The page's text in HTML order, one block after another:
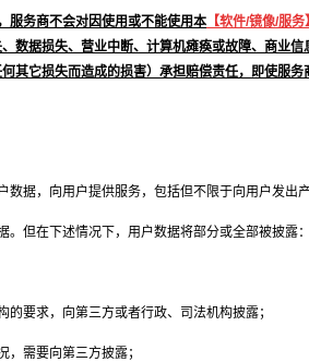
服务商不会对因使用或不能使用本 【软件/镜像/服务】
数据损失、营业中断、计算机瘫痪或故障、商业
其它损失而造成的损害）承担赔偿责任，即使服
据，向用户提供服务，包括但不限于向用户发出产
但在下述情况下，用户数据将部分或全部被披露：
的要求，向第三方或者行政、司法机构披露；
，需要向第三方披露；